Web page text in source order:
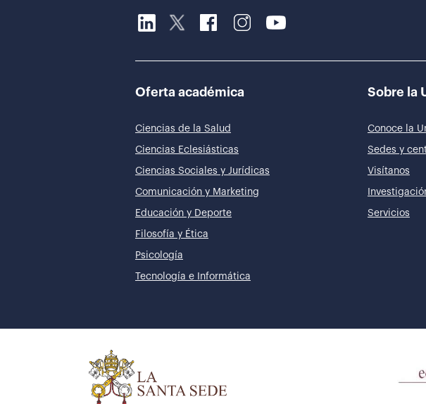
Oferta académica
Ciencias de la Salud
Ciencias Eclesiásticas
Ciencias Sociales y Jurídicas
Comunicación y Marketing
Educación y Deporte
Filosofía y Ética
Psicología
Tecnología e Informática
Sobre la
Conoce la
Sedes y
Visítanos
Servicios